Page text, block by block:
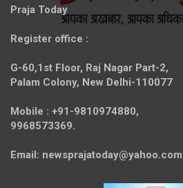
Praja Today
Register office :
G-60,1st Floor, Raj Nagar Part-2,
Palam Colony, New Delhi-110077
Mobile : +91-9810974880,
9968573369.
Email: newsprajatoday@yahoo.com